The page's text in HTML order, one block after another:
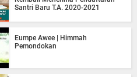
Santri Baru T.A. 2020-2021
Eumpe Awee | Himmah
Pemondokan